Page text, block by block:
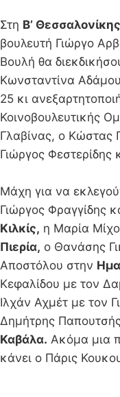
Στη Β’ Θεσσαλονίκης
βουλευτή Γιώργο
Βουλή θα
Κωνσταντίνα
25 κι
Κοινοβουλευτικής
Γλαβίνας, ο Κώστας
Γιώργος Φεστερίδης
Μάχη για να
Γιώργος Φραγγίδης
Κιλκίς, η Μαρία
Πιερία, ο Θανάσης
Αποστόλου στην
Κεφαλίδου με τον
Ιλχάν Αχμέτ με τον
Δημήτρης
Καβάλα. Ακόμα μια
κάνει ο Πάρις